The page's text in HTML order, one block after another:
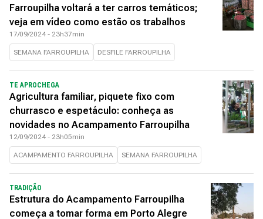
Farroupilha voltará a ter carros temáticos;
veja em vídeo como estão os trabalhos
17/09/2024 - 23h37min
SEMANA FARROUPILHA DESFILE FARROUPILHA
TE APROCHEGA
Agricultura familiar, piquete fixo com
churrasco e espetáculo: conheça as
novidades no Acampamento Farroupilha
12/09/2024 - 23h05min
ACAMPAMENTO FARROUPILHA SEMANA FARROUPILHA
TRADIÇÃO
Estrutura do Acampamento Farroupilha
começa a tomar forma em Porto Alegre